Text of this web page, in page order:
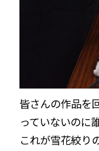
皆さんの作品を
っていないのに
これが雪花絞り